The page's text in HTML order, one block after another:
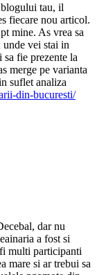
tau, il
fiecare nou articol.
mine. As vrea sa
vei stai in
fie prezente la
merge pe varianta
suflet analiza
din-bucuresti/
dar nu
a fost si
multi participanti
mare si ar trebui sa